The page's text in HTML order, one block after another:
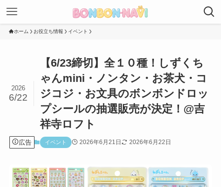
ホーム お役立ち情報 イベント
【6/23締切】全１０種！しずくち
ゃんmini・ノンタン・お茶犬・コ
ジコジ・お文具のボンボンドロッ
プシールの抽選販売が決定！@吉
祥寺ロフト
2026
6/22
広告 イベント 2026年6月21日 2026年6月22日